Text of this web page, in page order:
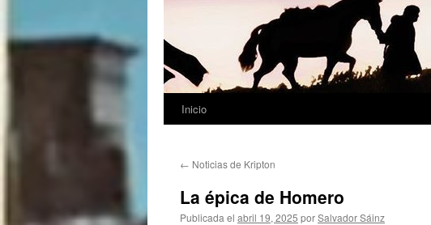
Inicio
← Noticias de Kripton
La épica de Homero
Publicada el abril 19, 2025 porSalvador Sáinz